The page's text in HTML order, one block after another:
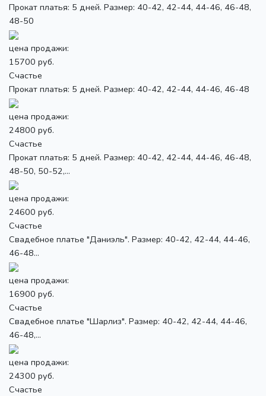
Прокат платья: 5 дней. Размер: 40-42, 42-44, 44-46, 46-48,
48-50
цена продажи:
15700 руб.
Счастье
Прокат платья: 5 дней. Размер: 40-42, 42-44, 44-46, 46-48
цена продажи:
24800 руб.
Счастье
Прокат платья: 5 дней. Размер: 40-42, 42-44, 44-46, 46-48,
48-50, 50-52,...
цена продажи:
24600 руб.
Счастье
Свадебное платье "Даниэль". Размер: 40-42, 42-44, 44-46,
46-48...
цена продажи:
16900 руб.
Счастье
Свадебное платье "Шарлиз". Размер: 40-42, 42-44, 44-46,
46-48,...
цена продажи:
24300 руб.
Счастье